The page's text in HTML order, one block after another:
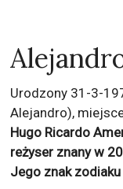
Urodzony 31-3-
Alejandro),
Hugo Ricardo
reżyser znany w
Jego znak